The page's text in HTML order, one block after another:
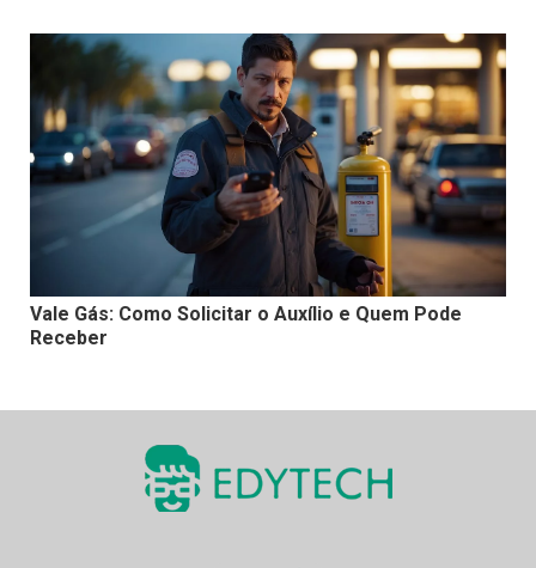
Vale Gás: Como Solicitar o Auxílio e Quem Pode
Receber